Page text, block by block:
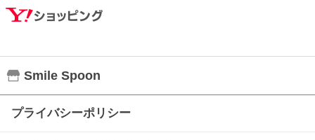
Smile Spoon
プライバシーポリシー